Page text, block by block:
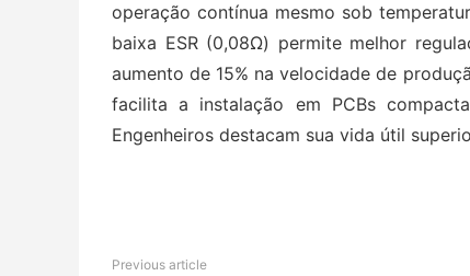
operação contínua mesmo sob
baixa ESR (0,08Ω) permite melhor
aumento de 15% na velocidade de
facilita a instalação em PCBs
Engenheiros destacam sua vida útil
Previous article